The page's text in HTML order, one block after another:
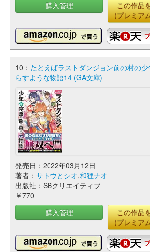
購入管理
この作品
(プレミア
10： たとえばラストダンジョン前の村の
らすような物語14 (GA文庫)
発売日：2022年03月12日
著者： サトウとシオ,和狸ナオ
出版社：SBクリエイティブ
￥770
購入管理
この作品
(プレミア